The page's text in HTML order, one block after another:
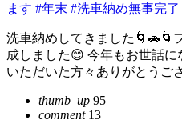
ます #年末 #洗車納め無事完了
洗車納めしてきました🌀🚗🌀
成しました😊 今年もお世話に
いただいた方々ありがとうご
thumb_up 95
comment13